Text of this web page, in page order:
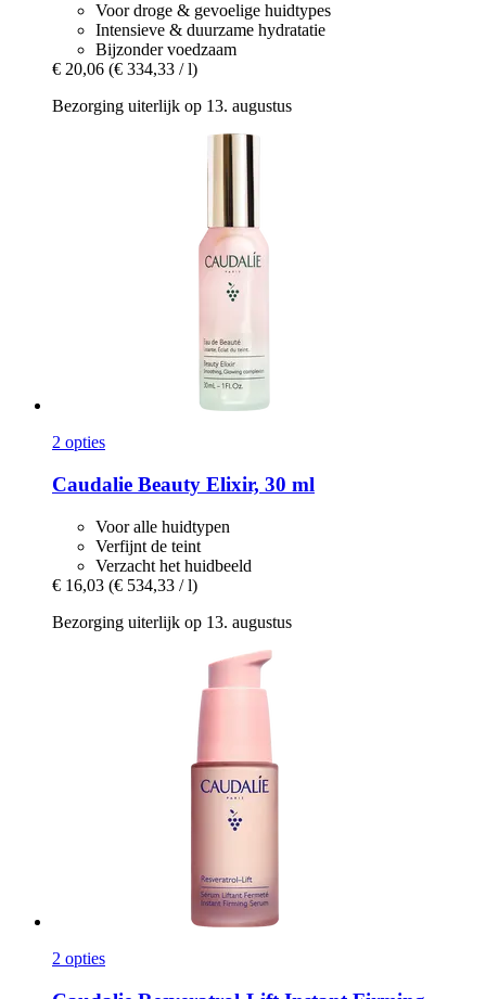
Voor droge & gevoelige huidtypes
Intensieve & duurzame hydratatie
Bijzonder voedzaam
€ 20,06 (€ 334,33 / l)
Bezorging uiterlijk op 13. augustus
2 opties
Caudalie Beauty Elixir, 30 ml
Voor alle huidtypen
Verfijnt de teint
Verzacht het huidbeeld
€ 16,03 (€ 534,33 / l)
Bezorging uiterlijk op 13. augustus
2 opties